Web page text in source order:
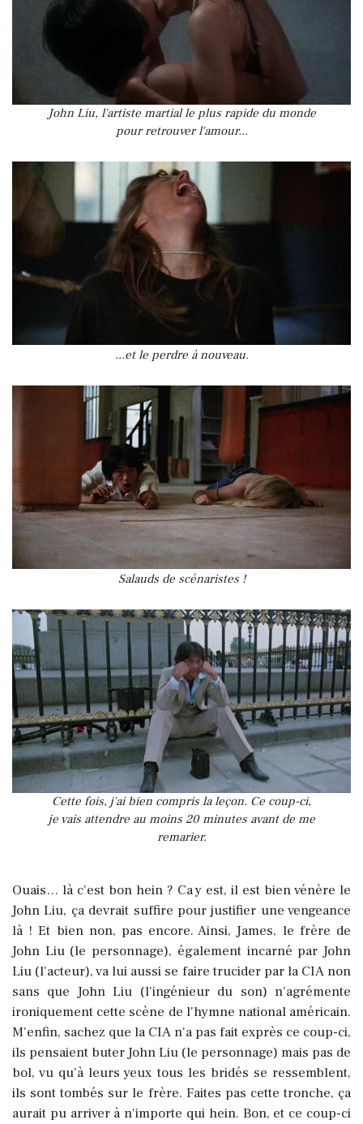
John Liu, l'artiste martial le plus rapide du monde
pour retrouver l'amour...
...et le perdre à nouveau.
Salauds de scénaristes !
Cette fois, j'ai bien compris la leçon. Ce coup-ci,
je vais attendre au moins 20 minutes avant de me
remarier.
Ouais… là c'est bon hein ? Ca y est, il est bien vénère le
John Liu, ça devrait suffire pour justifier une vengeance
là ! Et bien non, pas encore. Ainsi, James, le frère de
John Liu (le personnage), également incarné par John
Liu (l'acteur), va lui aussi se faire trucider par la CIA non
sans que John Liu (l'ingénieur du son) n'agrémente
ironiquement cette scène de l'hymne national américain.
M'enfin, sachez que la CIA n'a pas fait exprès ce coup-ci,
ils pensaient buter John Liu (le personnage) mais pas de
bol, vu qu'à leurs yeux tous les bridés se ressemblent,
ils sont tombés sur le frère. Faites pas cette tronche, ça
aurait pu arriver à n'importe qui hein. Bon, et ce coup-ci